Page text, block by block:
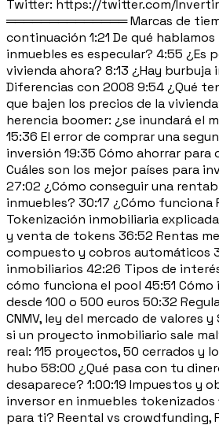
Twitter: https://twitter.com/
══════════════ Marcas de
continuación 1:21 De qué
inmuebles es especular? 4:55 ¿Es
vivienda ahora? 8:13 ¿Hay burbuja
Diferencias con 2008 9:54 ¿Qué
que bajen los precios de la
herencia boomer: ¿se inundará el
15:36 El error de comprar una
inversión 19:35 Cómo ahorrar
Cuáles son los mejor países para
27:02 ¿Cómo conseguir una
inmuebles? 30:17 ¿Cómo funciona
Tokenización inmobiliaria
y venta de tokens 36:52 Rentas
compuesto y cobros automáticos
inmobiliarios 42:26 Tipos de
cómo funciona el pool 45:51
desde 100 o 500 euros 50:32
CNMV, ley del mercado de valores y
si un proyecto inmobiliario sale
real: 115 proyectos, 50 cerrados y
hubo 58:00 ¿Qué pasa con tu
desaparece? 1:00:19 Impuestos y
inversor en inmuebles tokenizados
para ti? Reental vs crowdfunding,